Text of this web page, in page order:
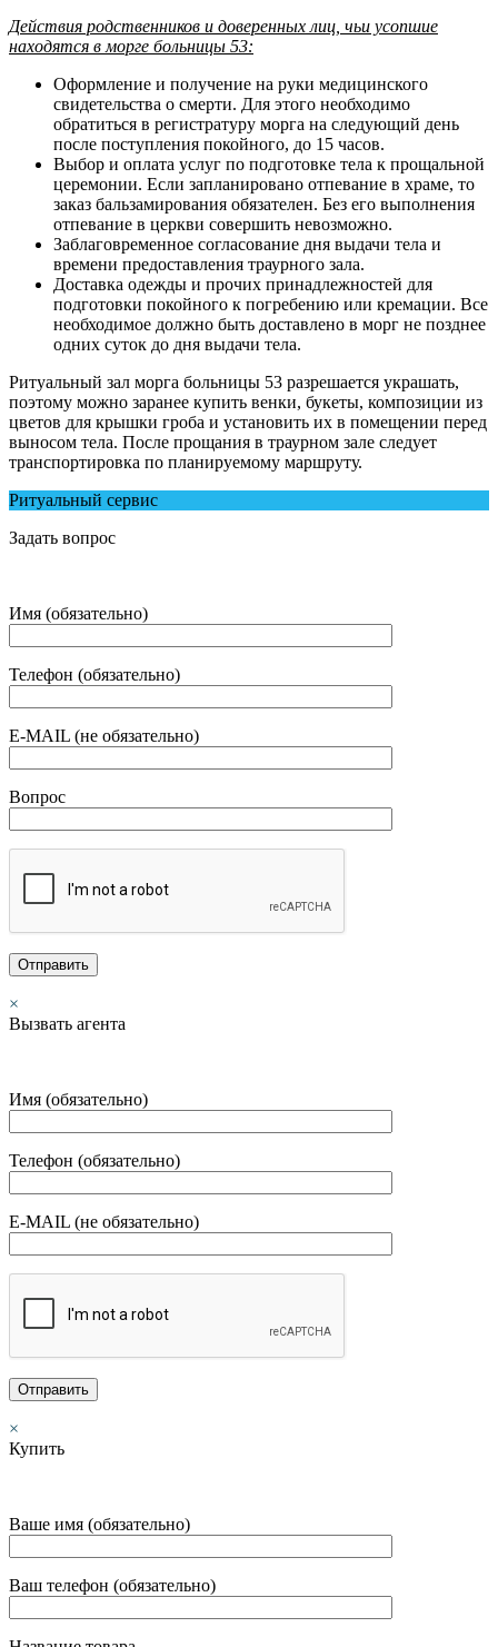
Действия родственников и доверенных лиц, чьи усопшие
находятся в морге больницы 53:
Оформление и получение на руки медицинского
свидетельства о смерти. Для этого необходимо
обратиться в регистратуру морга на следующий день
после поступления покойного, до 15 часов.
Выбор и оплата услуг по подготовке тела к прощальной
церемонии. Если запланировано отпевание в храме, то
заказ бальзамирования обязателен. Без его выполнения
отпевание в церкви совершить невозможно.
Заблаговременное согласование дня выдачи тела и
времени предоставления траурного зала.
Доставка одежды и прочих принадлежностей для
подготовки покойного к погребению или кремации. Все
необходимое должно быть доставлено в морг не позднее
одних суток до дня выдачи тела.
Ритуальный зал морга больницы 53 разрешается украшать,
поэтому можно заранее купить венки, букеты, композиции из
цветов для крышки гроба и установить их в помещении перед
выносом тела. После прощания в траурном зале следует
транспортировка по планируемому маршруту.
Ритуальный сервис
Задать вопрос
Имя (обязательно)
Телефон (обязательно)
E-MAIL (не обязательно)
Вопрос
×
Вызвать агента
Имя (обязательно)
Телефон (обязательно)
E-MAIL (не обязательно)
×
Купить
Ваше имя (обязательно)
Ваш телефон (обязательно)